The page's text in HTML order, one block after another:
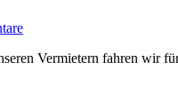
Vermietern fahren wir